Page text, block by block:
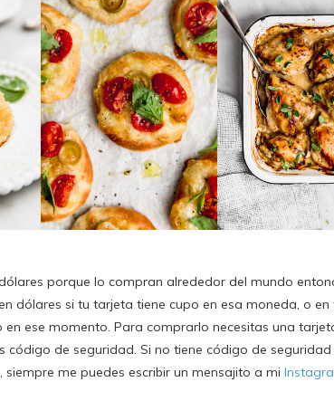
porque lo compran alrededor del mundo
dólares si tu tarjeta tiene cupo en esa moneda, o en
ese momento. Para comprarlo necesitas una
de seguridad. Si no tiene código de seguridad
me puedes escribir un mensajito a mi